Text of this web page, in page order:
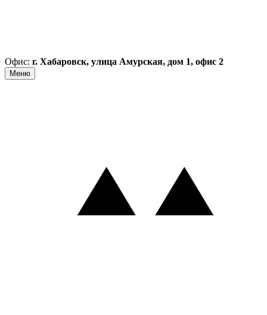
Офис: г. Хабаровск, улица Амурская, дом 1, офис 2
Меню